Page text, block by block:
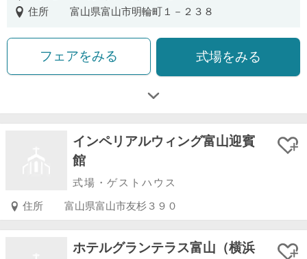
住所
富山県富山市明輪町１－２３８
フェアをみる 式場をみる
インペリアルウィング富山迎賓
館
式場・ゲストハウス
住所 富山県富山市友杉３９０
ホテルグランテラス富山（横浜